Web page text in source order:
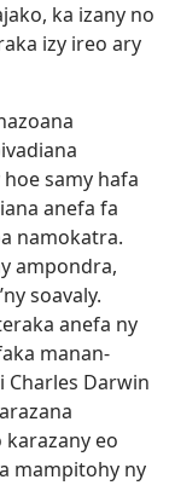
ka izany no
izy ireo ary
hoe samy hafa
anefa fa
namokatra.
ampondra,
soavaly.
anefa ny
manan-
Charles Darwin
karazany eo
mampitohy ny